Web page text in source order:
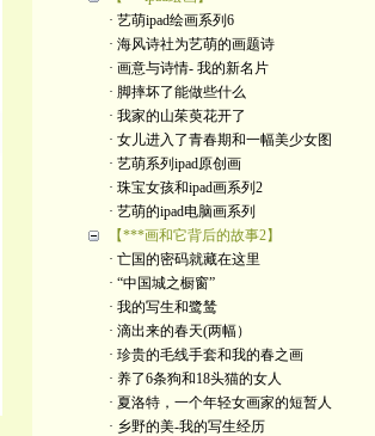
· 艺萌ipad绘画系列6
· 海风诗社为艺萌的画题诗
· 画意与诗情- 我的新名片
· 脚摔坏了能做些什么
· 我家的山茱萸花开了
· 女儿进入了青春期和一幅美少女图
· 艺萌系列ipad原创画
· 珠宝女孩和ipad画系列2
· 艺萌的ipad电脑画系列
【***画和它背后的故事2】
· 亡国的密码就藏在这里
· “中国城之橱窗”
· 我的写生和鹭鸶
· 滴出来的春天(两幅）
· 珍贵的毛线手套和我的春之画
· 养了6条狗和18头猫的女人
· 夏洛特，一个年轻女画家的短暂人
· 乡野的美-我的写生经历